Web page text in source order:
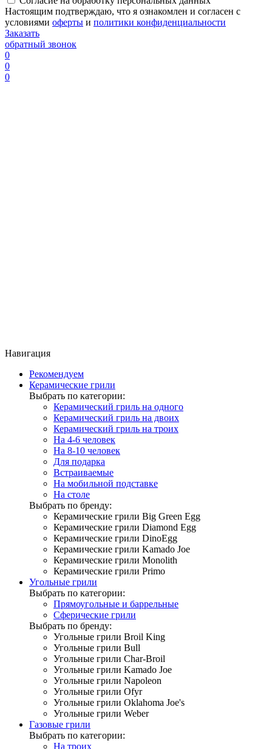
Настоящим подтверждаю, что я ознакомлен и согласен с
условиями оферты и политики конфиденциальности
Заказать
обратный звонок
0
0
0
Навигация
Рекомендуем
Керамические грили
Выбрать по категории:
Керамический гриль на одного
Керамический гриль на двоих
Керамический гриль на троих
На 4-6 человек
На 8-10 человек
Для подарка
Встраиваемые
На мобильной подставке
На столе
Выбрать по бренду:
Керамические грили Big Green Egg
Керамические грили Diamond Egg
Керамические грили DinoEgg
Керамические грили Kamado Joe
Керамические грили Monolith
Керамические грили Primo
Угольные грили
Выбрать по категории:
Прямоугольные и баррельные
Сферические грили
Выбрать по бренду:
Угольные грили Broil King
Угольные грили Bull
Угольные грили Char-Broil
Угольные грили Kamado Joe
Угольные грили Napoleon
Угольные грили Ofyr
Угольные грили Oklahoma Joe's
Угольные грили Weber
Газовые грили
Выбрать по категории:
На троих